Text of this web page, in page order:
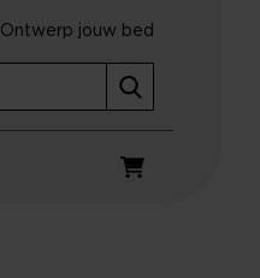
Winkelwagen
Ontwerp jouw bed